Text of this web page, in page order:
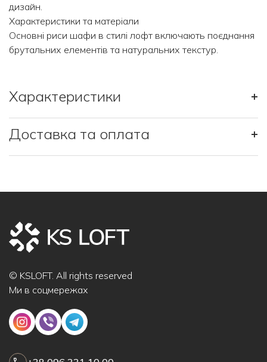
дизайн.
Характеристики та матеріали
Основні риси шафи в стилі лофт включають поєднання
брутальних елементів та натуральних текстур.
Характеристики +
Доставка та оплата +
© KSLOFT. All rights reserved
Ми в соцмережах